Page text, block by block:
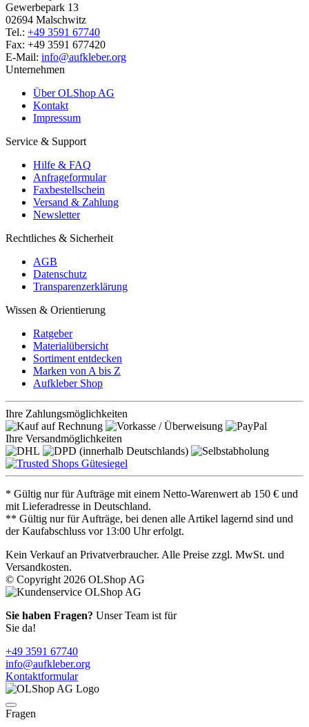
Gewerbepark 13
02694 Malschwitz
Tel.: +49 3591 67740
Fax: +49 3591 677420
E-Mail: info@aufkleber.org
Unternehmen
Über OLShop AG
Kontakt
Impressum
Service & Support
Hilfe & FAQ
Anfrageformular
Faxbestellschein
Versand & Zahlung
Newsletter
Rechtliches & Sicherheit
AGB
Datenschutz
Transparenzerklärung
Wissen & Orientierung
Ratgeber
Materialübersicht
Sortiment entdecken
Marken von A bis Z
Aufkleber Shop
Ihre Zahlungsmöglichkeiten
Ihre Versandmöglichkeiten
* Gültig nur für Aufträge mit einem Netto-Warenwert ab 150 € und
mit Lieferadresse in Deutschland.
** Gültig nur für Aufträge, bei denen alle Artikel lagernd sind und
der Kaufabschluss vor 13:00 Uhr erfolgt.
Kein Verkauf an Privatverbraucher. Alle Preise zzgl. MwSt. und
Versandkosten.
© Copyright 2026 OLShop AG
Sie haben Fragen? Unser Team ist für
Sie da!
+49 3591 67740
info@aufkleber.org
Kontaktformular
Fragen